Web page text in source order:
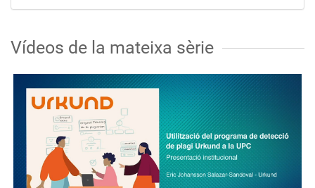
Vídeos de la mateixa sèrie